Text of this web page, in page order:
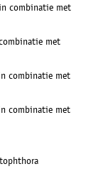
combinatie met
met
combinatie met
combinatie met